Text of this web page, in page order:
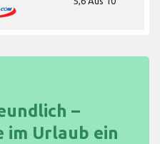
–
im Urlaub ein